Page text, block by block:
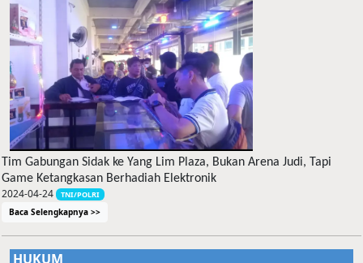
Tim Gabungan Sidak ke Yang Lim Plaza, Bukan Arena Judi, Tapi
Game Ketangkasan Berhadiah Elektronik
2024-04-24 TNI/POLRI
Baca Selengkapnya >>
HUKUM